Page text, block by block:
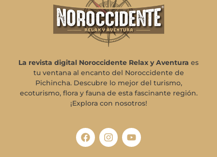
La revista digital Noroccidente Relax y Aventura es
tu ventana al encanto del Noroccidente de
Pichincha. Descubre lo mejor del turismo,
ecoturismo, flora y fauna de esta fascinante región.
¡Explora con nosotros!